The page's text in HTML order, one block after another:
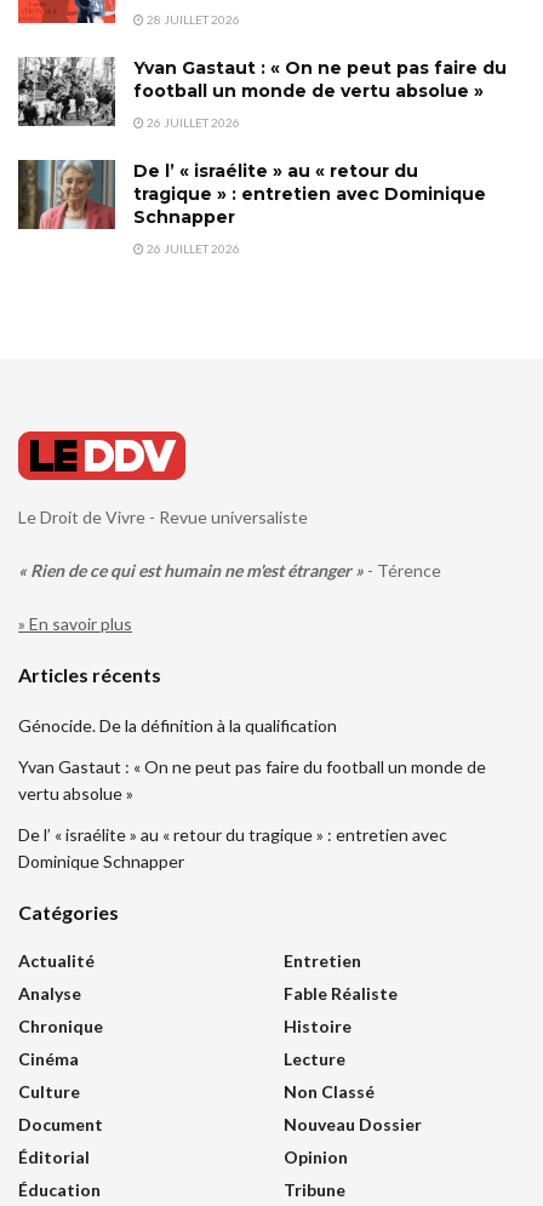
28 JUILLET 2026
Yvan Gastaut : « On ne peut pas faire du
football un monde de vertu absolue »
26 JUILLET 2026
De l’ « israélite » au « retour du
tragique » : entretien avec Dominique
Schnapper
26 JUILLET 2026
Le Droit de Vivre - Revue universaliste
« Rien de ce qui est humain ne m'est étranger » - Térence
» En savoir plus
Articles récents
Génocide. De la définition à la qualification
Yvan Gastaut : « On ne peut pas faire du football un monde de
vertu absolue »
De l’ « israélite » au « retour du tragique » : entretien avec
Dominique Schnapper
Catégories
Actualité
Analyse
Chronique
Cinéma
Culture
Document
Éditorial
Éducation
Entretien
Fable Réaliste
Histoire
Lecture
Non Classé
Nouveau Dossier
Opinion
Tribune